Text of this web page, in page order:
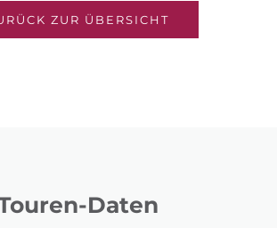
ZUR ÜBERSICHT
Daten